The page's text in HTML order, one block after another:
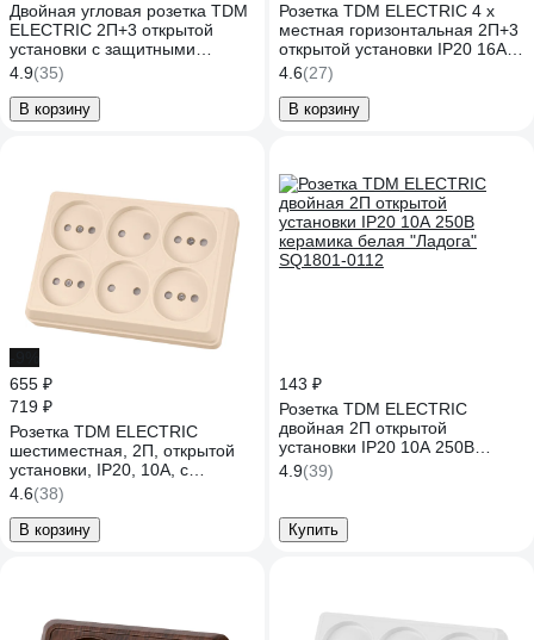
Двойная угловая розетка TDM
ELECTRIC 2П+3 открытой
установки с защитными
шторками IP20 250В 16А сосна
"Ладога" SQ1801-0443
4.9(35)
В корзину
Розетка TDM ELECTRIC 4 х
местная горизонтальная 2П+3
открытой установки IP20 16A с
защитными шторками бук,
серия "Ладога" SQ1801-0331
4.6(27)
В корзину
655 ₽
719 ₽
Розетка TDM ELECTRIC
шестиместная, 2П, открытой
установки, IP20, 10А, с
защитными шторками,
слоновая кость, Ладога
SQ1801-0245
4.6(38)
В корзину
143 ₽
Розетка TDM ELECTRIC
двойная 2П открытой
установки IP20 10А 250В
керамика белая "Ладога"
SQ1801-0112
4.9(39)
Купить